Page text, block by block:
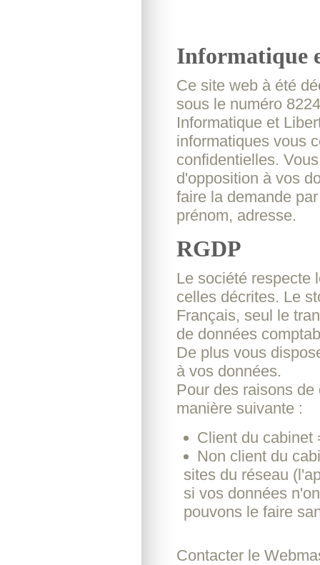
Informatique
Ce site web à été
sous le numéro
Informatique et
informatiques vous
confidentielles.
d'opposition à vos
faire la demande
prénom, adresse.
RGDP
Le société respecte
celles décrites. Le
Français, seul le
de données
De plus vous
à vos données.
Pour des raisons
manière suivante :
Client du cabinet
Non client du
sites du réseau
si vos données
pouvons le faire
Contacter le